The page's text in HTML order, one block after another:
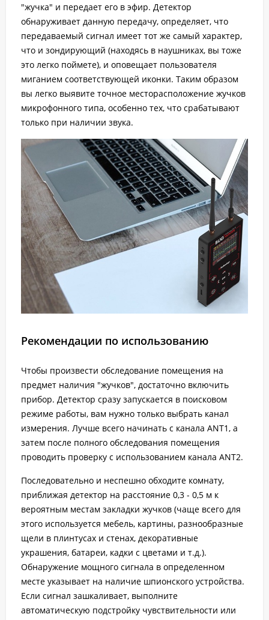
"жучка" и передает его в эфир. Детектор
обнаруживает данную передачу, определяет, что
передаваемый сигнал имеет тот же самый характер,
что и зондирующий (находясь в наушниках, вы тоже
это легко поймете), и оповещает пользователя
миганием соответствующей иконки. Таким образом
вы легко выявите точное месторасположение жучков
микрофонного типа, особенно тех, что срабатывают
только при наличии звука.
Рекомендации по использованию
Чтобы произвести обследование помещения на
предмет наличия "жучков", достаточно включить
прибор. Детектор сразу запускается в поисковом
режиме работы, вам нужно только выбрать канал
измерения. Лучше всего начинать с канала ANT1, а
затем после полного обследования помещения
проводить проверку с использованием канала ANT2.
Последовательно и неспешно обходите комнату,
приближая детектор на расстояние 0,3 - 0,5 м к
вероятным местам закладки жучков (чаще всего для
этого используется мебель, картины, разнообразные
щели в плинтусах и стенах, декоративные
украшения, батареи, кадки с цветами и т.д.).
Обнаружение мощного сигнала в определенном
месте указывает на наличие шпионского устройства.
Если сигнал зашкаливает, выполните
автоматическую подстройку чувствительности или